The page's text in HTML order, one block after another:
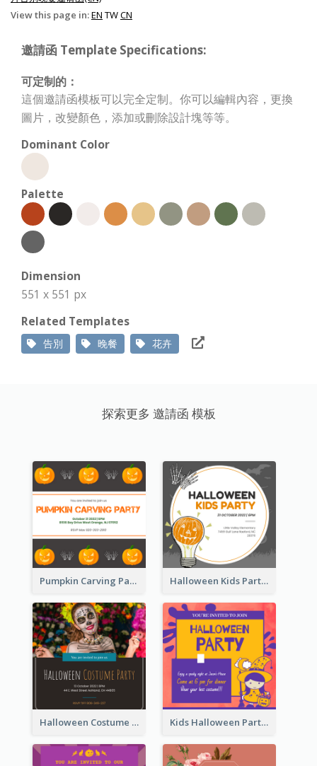
View this page in:EN TWCN
邀請函 Template Specifications:
可定制的：
這個邀請函模板可以完全定制。你可以編輯內容，更換
圖片，改變顏色，添加或刪除設計塊等等。
Dominant Color
Palette
Dimension
551 x 551 px
Related Templates
告別 晚餐 花卉
探索更多 邀請函 模板
Pumpkin Carving Party Invitation Halloween Kids Party Invitation
Halloween Costume Party Invitation Kids Halloween Party Invitation